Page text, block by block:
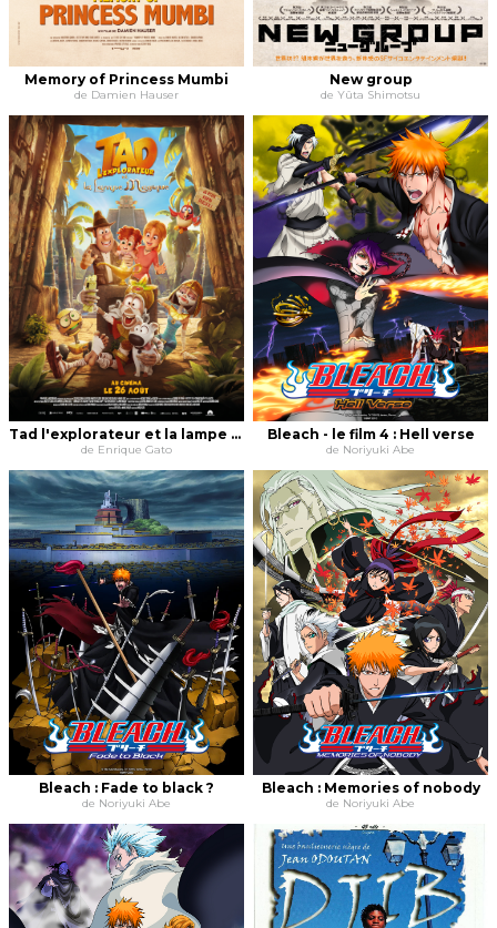
Memory of Princess Mumbi
de Damien Hauser
New group
de Yûta Shimotsu
Tad l'explorateur et la lampe magique
de Enrique Gato
Bleach - le film 4 : Hell verse
de Noriyuki Abe
Bleach : Fade to black ?
de Noriyuki Abe
Bleach : Memories of nobody
de Noriyuki Abe